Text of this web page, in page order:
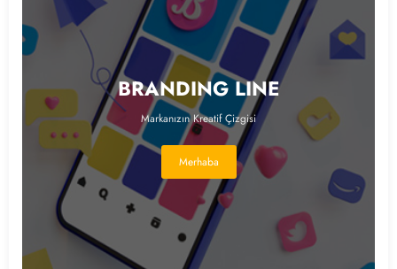
BRANDING LINE
Markanızın Kreatif Çizgisi
Merhaba